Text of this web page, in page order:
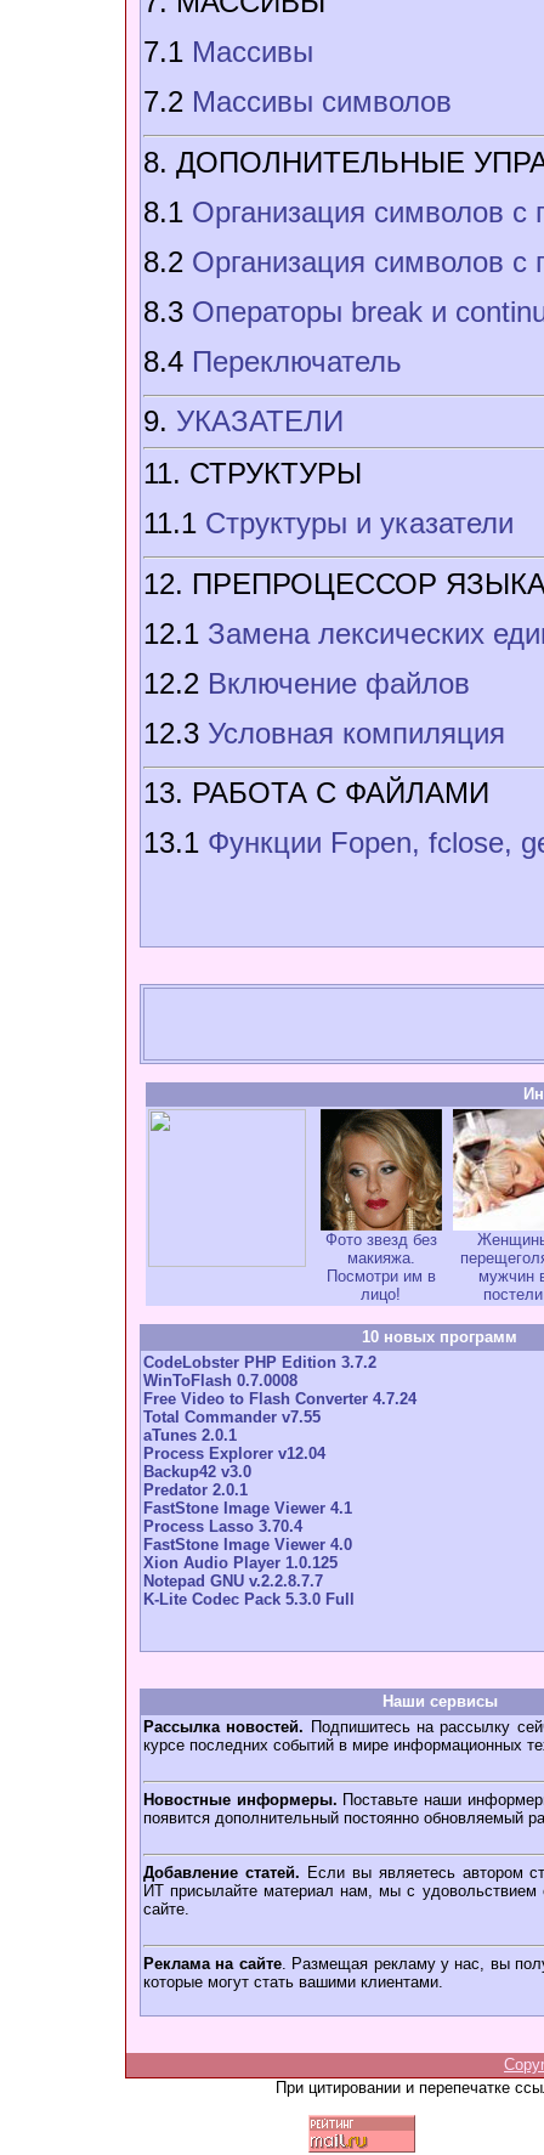
7.1 Массивы
7.2 Массивы символов
8. ДОПОЛНИТЕЛЬНЫЕ
8.1 Организация символов
8.2 Организация символов
8.3 Операторы break и
8.4 Переключатель
9. УКАЗАТЕЛИ
11. СТРУКТУРЫ
11.1 Структуры и указатели
12. ПРЕПРОЦЕССОР
12.1 Замена лексических
12.2 Включение файлов
12.3 Условная компиляция
13. РАБОТА С ФАЙЛАМИ
13.1 Функции Fopen, fclose,
Фото звезд без
макияжа.
Посмотри им в
лицо!
мужчин
постели
10 новых программ
CodeLobster PHP Edition 3.7.2
WinToFlash 0.7.0008
Free Video to Flash Converter 4.7.24
Total Commander v7.55
aTunes 2.0.1
Process Explorer v12.04
Backup42 v3.0
Predator 2.0.1
FastStone Image Viewer 4.1
Process Lasso 3.70.4
FastStone Image Viewer 4.0
Xion Audio Player 1.0.125
Notepad GNU v.2.2.8.7.7
K-Lite Codec Pack 5.3.0 Full
Наши сервисы
Рассылка новостей. Подпишитесь на рассылку
курсе последних событий в мире информационных
Новостные информеры. Поставьте наши
появится дополнительный постоянно обновляемый
Добавление статей. Если вы являетесь автором
ИТ присылайте материал нам, мы с удовольствием
сайте.
Реклама на сайте. Размещая рекламу у нас, вы
которые могут стать вашими клиентами.
При цитировании и перепечатке